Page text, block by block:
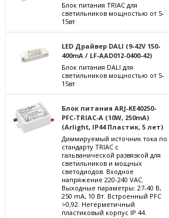
Блок питания TRIAC для
светильников мощностью от 5-
15вт
LED Драйвер DALI (9-42V 150-
400mA / LF-AAD012-0400-42)
Блок питания DALI для
светильников мощностью от 5-
15вт
Блок питания ARJ-KE40250-
PFC-TRIAC-A (10W, 250mA)
(Arlight, IP44 Пластик, 5 лет)
Диммируемый источник тока по
стандарту TRIAC с
гальванической развязкой для
светильников и мощных
светодиодов. Входное
напряжение 220-240 VAC.
Выходные параметры: 27-40 В,
250 mА, 10 Вт. Встроенный PFC
>0,92. Негерметичный
пластиковый корпус IP 44.